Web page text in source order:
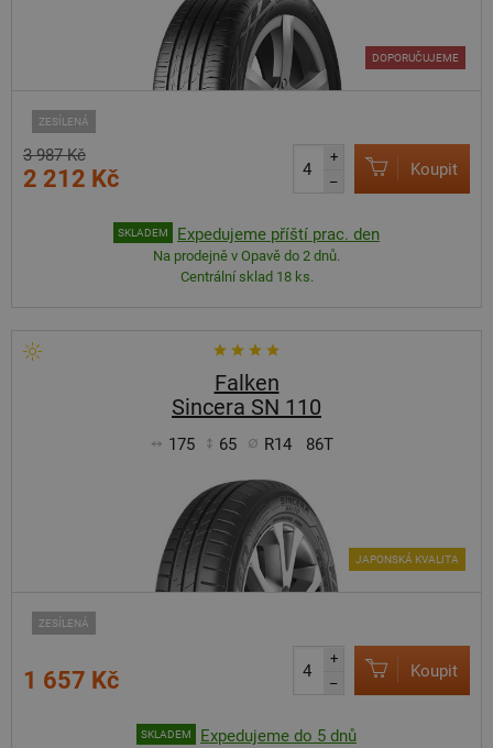
ZESÍLENÁ
DOPORUČUJEME
3 987 Kč
2 212 Kč
+
–
Koupit
SKLADEM Expedujeme příští prac. den
Na prodejně v Opavě do 2 dnů.
Centrální sklad 18 ks.
Falken
Sincera SN 110
175 65 R14 86T
ZESÍLENÁ
JAPONSKÁ KVALITA
1 657 Kč
+
–
Koupit
SKLADEM Expedujeme do 5 dnů